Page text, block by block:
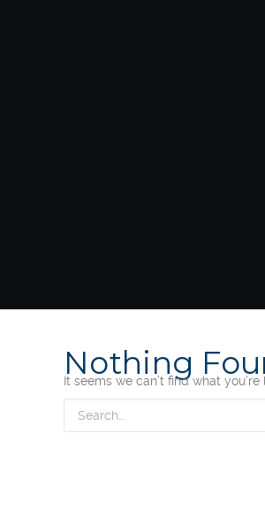
Nothing
It seems we can’t find what